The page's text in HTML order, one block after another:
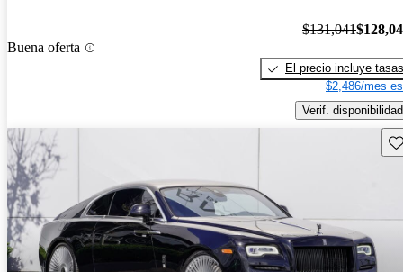
Buena oferta
$131,041
El precio incluye tasas
$2,486/mes
Verif. disponibilidad